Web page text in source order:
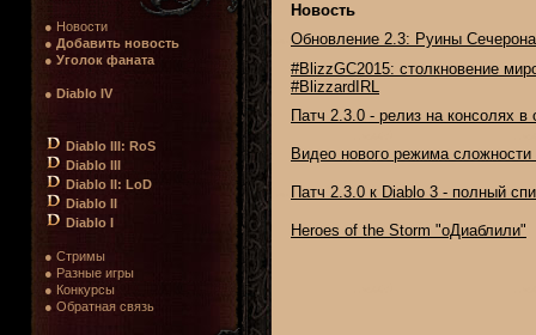
● Новости
● Добавить новость
● Уголок фаната
● Diablo IV
Diablo III: RoS
Diablo III
Diablo II: LoD
Diablo II
Diablo I
● Стримы
● Разные игры
● Конкурсы
● Обратная связь
Новость
Обновление 2.3: Руины Сечерона
#BlizzGC2015: столкновение
#BlizzardIRL
Патч 2.3.0 - релиз на консолях
Видео нового режима
Патч 2.3.0 к Diablo 3 - полный
Heroes of the Storm "оДиаблили"